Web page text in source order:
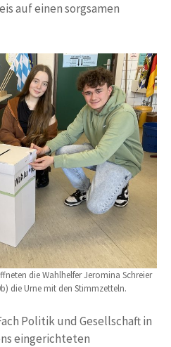
auf einen sorgsamen
die Wahlhelfer Jeromina Schreier
die Urne mit den Stimmzetteln.
Politik und Gesellschaft in
eingerichteten